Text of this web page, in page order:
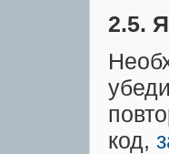
2.5.
код,